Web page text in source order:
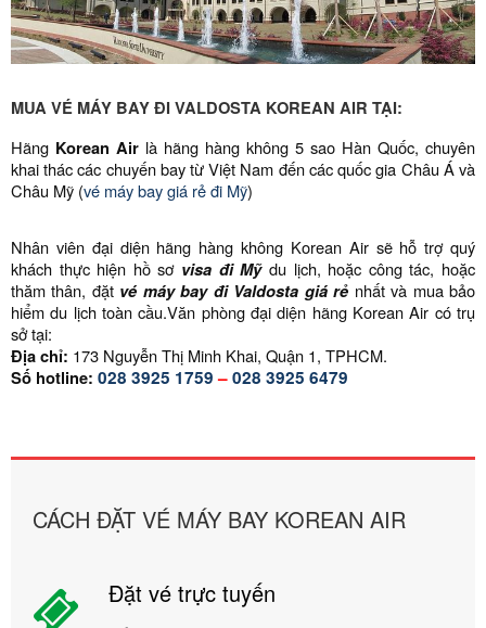
MUA VÉ MÁY BAY ĐI VALDOSTA KOREAN AIR TẠI:
Hãng Korean Air là hãng hàng không 5 sao Hàn Quốc, chuyên
khai thác các chuyến bay từ Việt Nam đến các quốc gia Châu Á và
Châu Mỹ (vé máy bay giá rẻ đi Mỹ)
Nhân viên đại diện hãng hàng không Korean Air sẽ hỗ trợ quý
khách thực hiện hồ sơ visa đi Mỹ du lịch, hoặc công tác, hoặc
thăm thân, đặt vé máy bay đi Valdosta giá rẻ nhất và mua bảo
hiểm du lịch toàn cầu.Văn phòng đại diện hãng Korean Air có trụ
sở tại:
Địa chỉ: 173 Nguyễn Thị Minh Khai, Quận 1, TPHCM.
Số hotline: 028 3925 1759–028 3925 6479
CÁCH ĐẶT VÉ MÁY BAY KOREAN AIR
Đặt vé trực tuyến